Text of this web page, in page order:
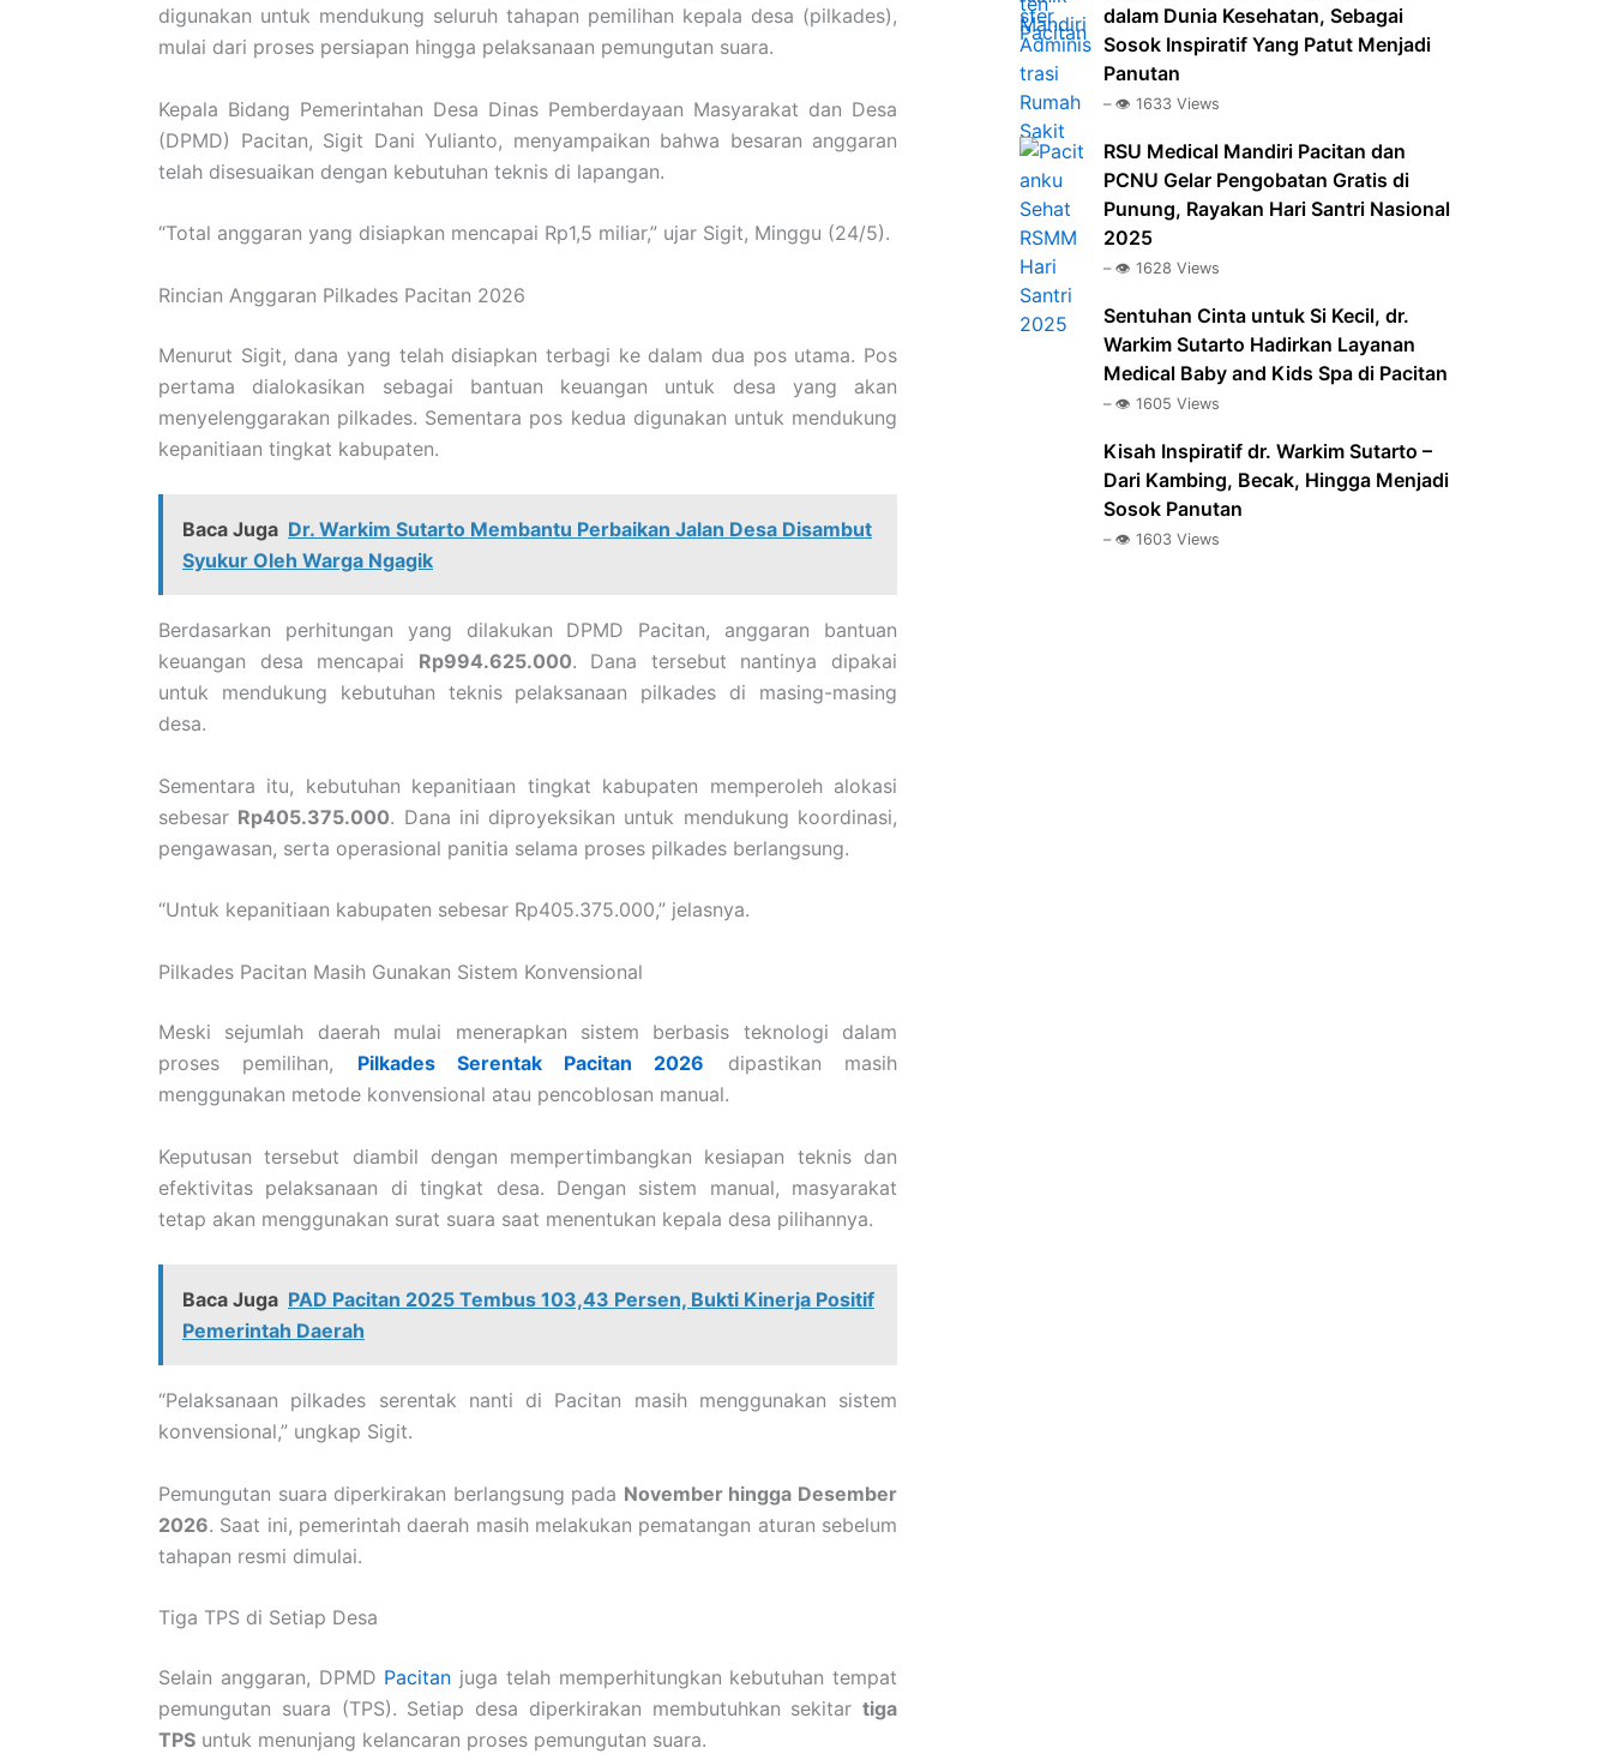
digunakan untuk mendukung seluruh tahapan pemilihan kepala desa (pilkades),
mulai dari proses persiapan hingga pelaksanaan pemungutan suara.
Kepala Bidang Pemerintahan Desa Dinas Pemberdayaan Masyarakat dan Desa
(DPMD) Pacitan, Sigit Dani Yulianto, menyampaikan bahwa besaran anggaran
telah disesuaikan dengan kebutuhan teknis di lapangan.
“Total anggaran yang disiapkan mencapai Rp1,5 miliar,” ujar Sigit, Minggu (24/5).
Rincian Anggaran Pilkades Pacitan 2026
Menurut Sigit, dana yang telah disiapkan terbagi ke dalam dua pos utama. Pos
pertama dialokasikan sebagai bantuan keuangan untuk desa yang akan
menyelenggarakan pilkades. Sementara pos kedua digunakan untuk mendukung
kepanitiaan tingkat kabupaten.
Baca Juga Dr. Warkim Sutarto Membantu Perbaikan Jalan Desa Disambut
Syukur Oleh Warga Ngagik
Berdasarkan perhitungan yang dilakukan DPMD Pacitan, anggaran bantuan
keuangan desa mencapai Rp994.625.000. Dana tersebut nantinya dipakai
untuk mendukung kebutuhan teknis pelaksanaan pilkades di masing-masing
desa.
Sementara itu, kebutuhan kepanitiaan tingkat kabupaten memperoleh alokasi
sebesar Rp405.375.000. Dana ini diproyeksikan untuk mendukung koordinasi,
pengawasan, serta operasional panitia selama proses pilkades berlangsung.
“Untuk kepanitiaan kabupaten sebesar Rp405.375.000,” jelasnya.
Pilkades Pacitan Masih Gunakan Sistem Konvensional
Meski sejumlah daerah mulai menerapkan sistem berbasis teknologi dalam
proses pemilihan, Pilkades Serentak Pacitan 2026 dipastikan masih
menggunakan metode konvensional atau pencoblosan manual.
Keputusan tersebut diambil dengan mempertimbangkan kesiapan teknis dan
efektivitas pelaksanaan di tingkat desa. Dengan sistem manual, masyarakat
tetap akan menggunakan surat suara saat menentukan kepala desa pilihannya.
Baca Juga PAD Pacitan 2025 Tembus 103,43 Persen, Bukti Kinerja Positif
Pemerintah Daerah
“Pelaksanaan pilkades serentak nanti di Pacitan masih menggunakan sistem
konvensional,” ungkap Sigit.
Pemungutan suara diperkirakan berlangsung pada November hingga Desember
2026. Saat ini, pemerintah daerah masih melakukan pematangan aturan sebelum
tahapan resmi dimulai.
Tiga TPS di Setiap Desa
Selain anggaran, DPMD Pacitan juga telah memperhitungkan kebutuhan tempat
pemungutan suara (TPS). Setiap desa diperkirakan membutuhkan sekitar tiga
TPS untuk menunjang kelancaran proses pemungutan suara.
dalam Dunia Kesehatan, Sebagai
Sosok Inspiratif Yang Patut Menjadi
Panutan
– 👁️ 1633 Views
RSU Medical Mandiri Pacitan dan
PCNU Gelar Pengobatan Gratis di
Punung, Rayakan Hari Santri Nasional
2025
– 👁️ 1628 Views
Sentuhan Cinta untuk Si Kecil, dr.
Warkim Sutarto Hadirkan Layanan
Medical Baby and Kids Spa di Pacitan
– 👁️ 1605 Views
Kisah Inspiratif dr. Warkim Sutarto –
Dari Kambing, Becak, Hingga Menjadi
Sosok Panutan
– 👁️ 1603 Views